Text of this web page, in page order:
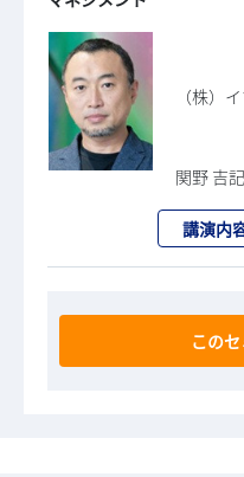
（
代
関野 吉記
講演内
この